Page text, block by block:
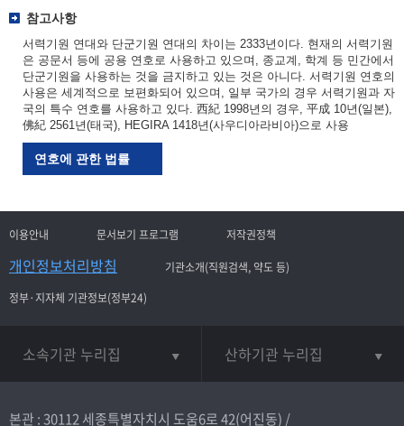
참고사항
서력기원 연대와 단군기원 연대의 차이는 2333년이다. 현재의 서력기원
은 공문서 등에 공용 연호로 사용하고 있으며, 종교계, 학계 등 민간에서
단군기원을 사용하는 것을 금지하고 있는 것은 아니다. 서력기원 연호의
사용은 세계적으로 보편화되어 있으며, 일부 국가의 경우 서력기원과 자
국의 특수 연호를 사용하고 있다. 西紀 1998년의 경우, 平成 10년(일본),
佛紀 2561년(태국), HEGIRA 1418년(사우디아라비아)으로 사용
연호에 관한 법률
이용안내 문서보기 프로그램 저작권정책
개인정보처리방침
기관소개(직원검색, 약도 등)
정부·지자체 기관정보(정부24)
소속기관 누리집 산하기관 누리집
본관 : 30112 세종특별자치시 도움6로 42(어진동) /